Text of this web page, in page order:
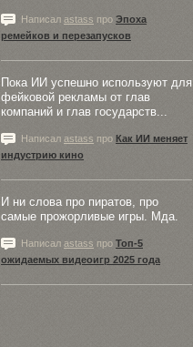
Написал astass про Эпоха
ремейков и перезапусков
Пока ИИ успешно используют для
фейковой рекламы от глав
компаний и глав государств...
Написал astass про Как ИИ меняет
индустрию кино
И ни слова про пиратов, про
самые прожорливые игры. Мда.
Написал astass про Топ-5
ожидаемых видеоигр 2025 года